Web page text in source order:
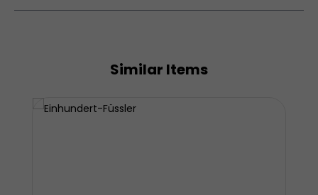
Produktgalerie überspringen
Similar Items